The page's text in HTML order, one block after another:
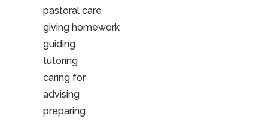
pastoral care
giving homework
guiding
tutoring
caring for
advising
preparing